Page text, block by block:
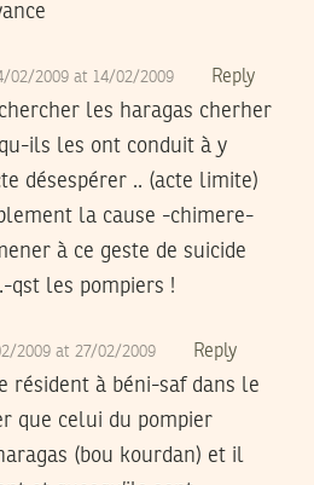
02/2009 at 14/02/2009 Reply
les haragas cherher
ils les ont conduit à y
désespérer .. (acte limite)
la cause -chimere-
à ce geste de suicide
qst les pompiers !
2009 at 27/02/2009 Reply
résident à béni-saf dans le
que celui du pompier
(bou kourdan) et il